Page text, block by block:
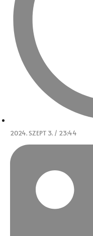
2024. SZEPT 3. / 23:44